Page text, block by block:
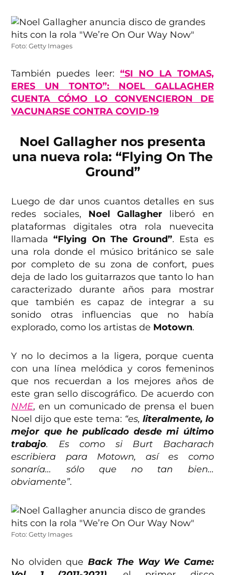
Foto: Getty Images
También puedes leer: “SI NO LA TOMAS,
ERES UN TONTO”: NOEL GALLAGHER
CUENTA CÓMO LO CONVENCIERON DE
VACUNARSE CONTRA COVID-19
Noel Gallagher nos presenta
una nueva rola: “Flying On The
Ground”
Luego de dar unos cuantos detalles en sus
redes sociales, Noel Gallagher liberó en
plataformas digitales otra rola nuevecita
llamada“Flying On The Ground”. Esta es
una rola donde el músico británico se sale
por completo de su zona de confort, pues
deja de lado los guitarrazos que tanto lo han
caracterizado durante años para mostrar
que también es capaz de integrar a su
sonido otras influencias que no había
explorado, como los artistas de Motown.
Y no lo decimos a la ligera, porque cuenta
con una línea melódica y coros femeninos
que nos recuerdan a los mejores años de
este gran sello discográfico. De acuerdo con
NME, en un comunicado de prensa el buen
Noel dijo que este tema: “es, literalmente, lo
mejor que he publicado desde mi último
trabajo. Es como si Burt Bacharach
escribiera para Motown, así es como
sonaría… sólo que no tan bien…
obviamente”.
Foto: Getty Images
No olviden que Back The Way We Came: